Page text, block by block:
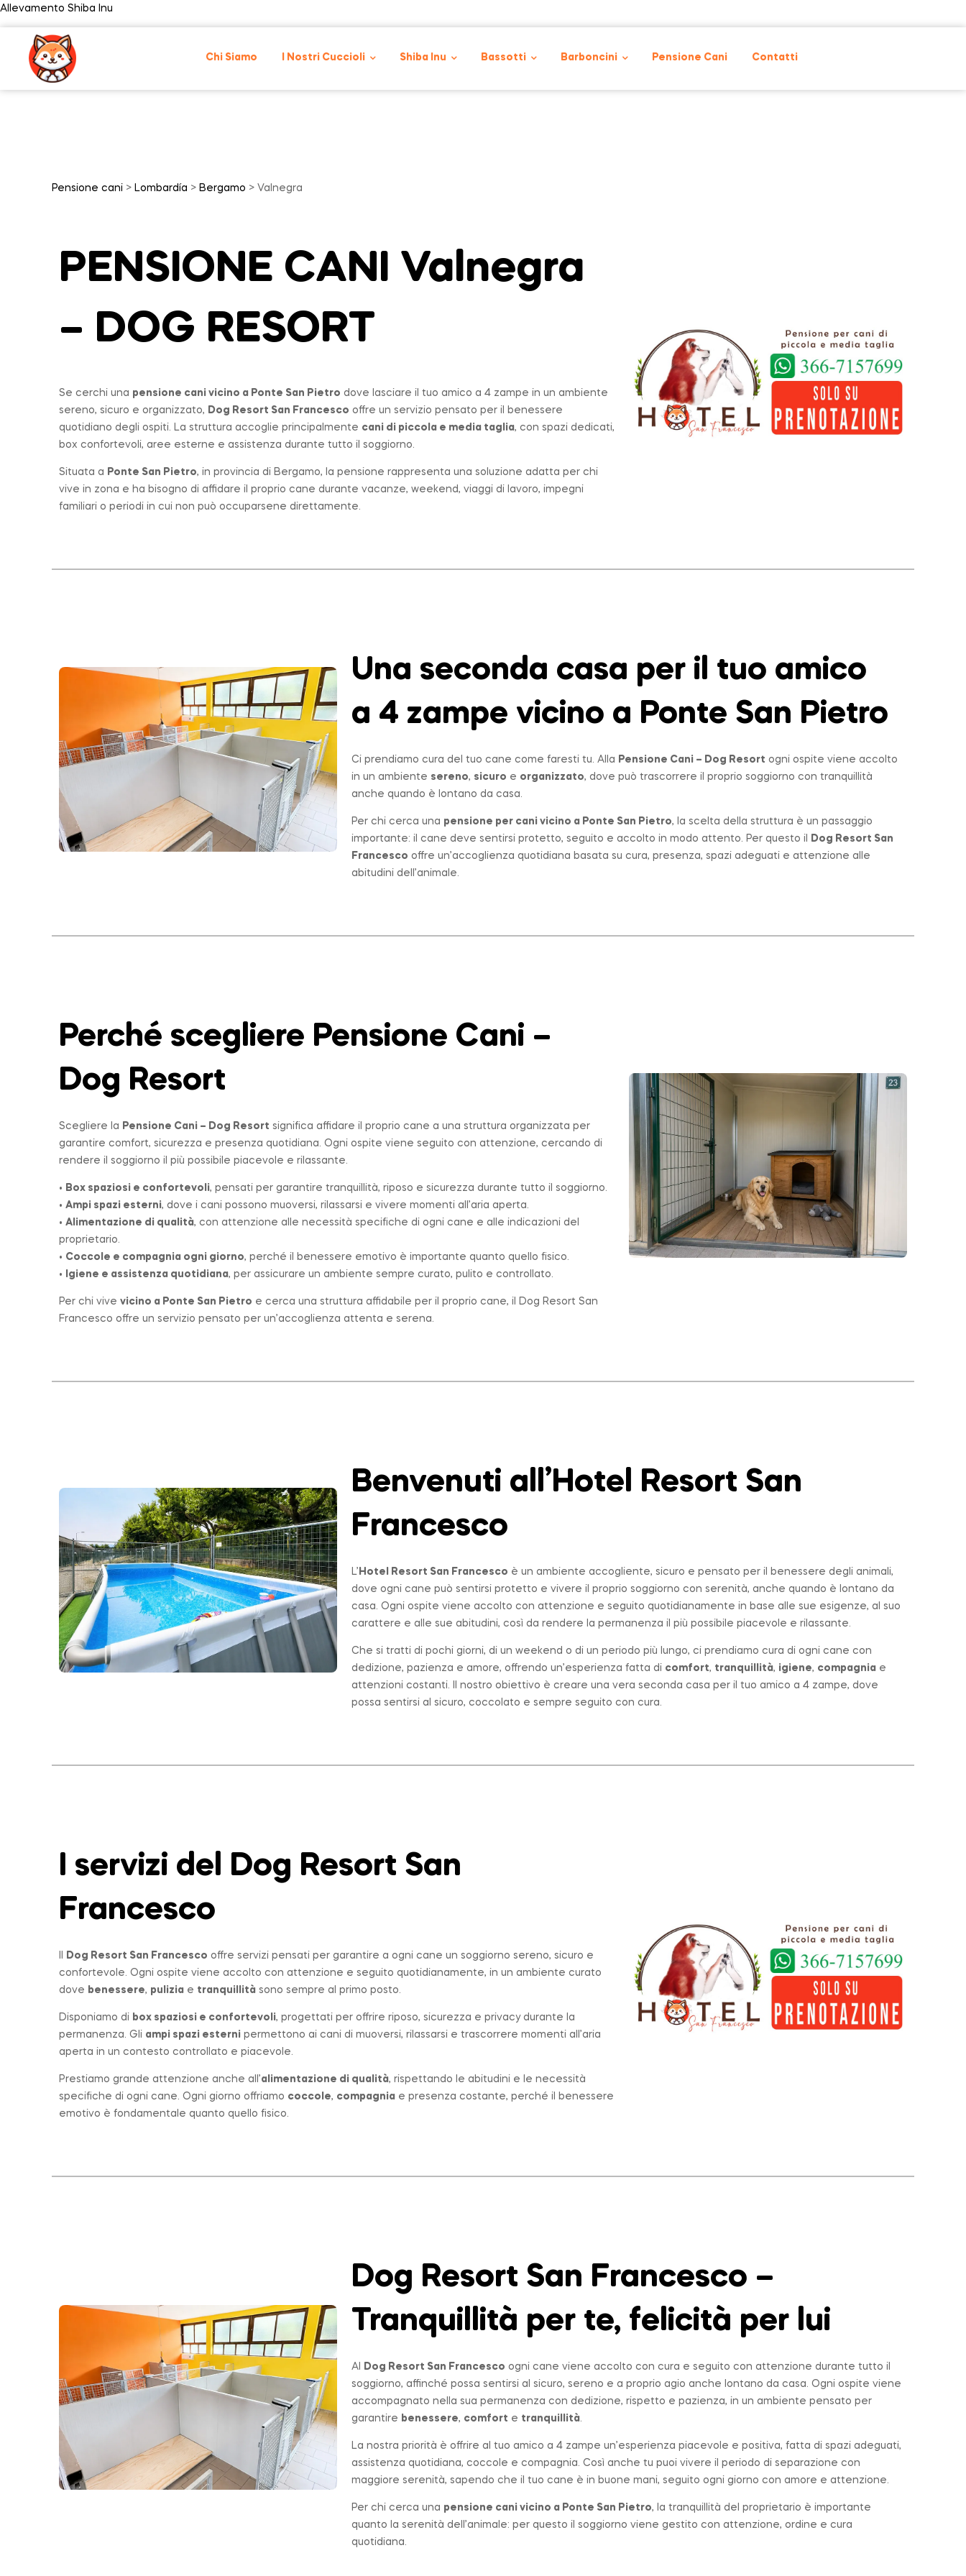
Allevamento Shiba Inu
Chi Siamo I Nostri Cuccioli Shiba Inu Bassotti Barboncini Pensione Cani Contatti
Pensione cani > Lombardía > Bergamo > Valnegra
PENSIONE CANI Valnegra
– DOG RESORT
Se cerchi una pensione cani vicino a Ponte San Pietro dove lasciare il tuo amico a 4 zampe in un ambiente
sereno, sicuro e organizzato, Dog Resort San Francesco offre un servizio pensato per il benessere
quotidiano degli ospiti. La struttura accoglie principalmente cani di piccola e media taglia, con spazi dedicati,
box confortevoli, aree esterne e assistenza durante tutto il soggiorno.
Situata a Ponte San Pietro, in provincia di Bergamo, la pensione rappresenta una soluzione adatta per chi
vive in zona e ha bisogno di affidare il proprio cane durante vacanze, weekend, viaggi di lavoro, impegni
familiari o periodi in cui non può occuparsene direttamente.
Una seconda casa per il tuo amico
a 4 zampe vicino a Ponte San Pietro
Ci prendiamo cura del tuo cane come faresti tu. Alla Pensione Cani – Dog Resort ogni ospite viene accolto
in un ambiente sereno, sicuro e organizzato, dove può trascorrere il proprio soggiorno con tranquillità
anche quando è lontano da casa.
Per chi cerca una pensione per cani vicino a Ponte San Pietro, la scelta della struttura è un passaggio
importante: il cane deve sentirsi protetto, seguito e accolto in modo attento. Per questo il
Dog Resort San
Francesco offre un’accoglienza quotidiana basata su cura, presenza, spazi adeguati e attenzione alle
abitudini dell’animale.
Perché scegliere Pensione Cani –
Dog Resort
Scegliere la Pensione Cani – Dog Resort significa affidare il proprio cane a una struttura organizzata per
garantire comfort, sicurezza e presenza quotidiana. Ogni ospite viene seguito con attenzione, cercando di
rendere il soggiorno il più possibile piacevole e rilassante.
• Box spaziosi e confortevoli, pensati per garantire tranquillità, riposo e sicurezza durante tutto il soggiorno.
• Ampi spazi esterni, dove i cani possono muoversi, rilassarsi e vivere momenti all’aria aperta.
• Alimentazione di qualità, con attenzione alle necessità specifiche di ogni cane e alle indicazioni del
proprietario.
• Coccole e compagnia ogni giorno, perché il benessere emotivo è importante quanto quello fisico.
•
Igiene e assistenza quotidiana, per assicurare un ambiente sempre curato, pulito e controllato.
Per chi vive vicino a Ponte San Pietro e cerca una struttura affidabile per il proprio cane, il Dog Resort San
Francesco offre un servizio pensato per un’accoglienza attenta e serena.
Benvenuti all’Hotel Resort San
Francesco
L’ Hotel Resort San Francesco è un ambiente accogliente, sicuro e pensato per il benessere degli animali,
dove ogni cane può sentirsi protetto e vivere il proprio soggiorno con serenità, anche quando è lontano da
casa. Ogni ospite viene accolto con attenzione e seguito quotidianamente in base alle sue esigenze, al suo
carattere e alle sue abitudini, così da rendere la permanenza il più possibile piacevole e rilassante.
Che si tratti di pochi giorni, di un weekend o di un periodo più lungo, ci prendiamo cura di ogni cane con
dedizione, pazienza e amore, offrendo un’esperienza fatta di comfort, tranquillità, igiene, compagniae
attenzioni costanti. Il nostro obiettivo è creare una vera seconda casa per il tuo amico a 4 zampe, dove
possa sentirsi al sicuro, coccolato e sempre seguito con cura.
I servizi del Dog Resort San
Francesco
Dog Resort San Francesco offre servizi pensati per garantire a ogni cane un soggiorno sereno, sicuro e
confortevole. Ogni ospite viene accolto con attenzione e seguito quotidianamente, in un ambiente curato
dove benessere, pulizia e tranquillità sono sempre al primo posto.
Disponiamo di box spaziosi e confortevoli, progettati per offrire riposo, sicurezza e privacy durante la
permanenza. Gli ampi spazi esterni permettono ai cani di muoversi, rilassarsi e trascorrere momenti all’aria
aperta in un contesto controllato e piacevole.
Prestiamo grande attenzione anche all’alimentazione di qualità, rispettando le abitudini e le necessità
specifiche di ogni cane. Ogni giorno offriamo coccole, compagnia e presenza costante, perché il benessere
emotivo è fondamentale quanto quello fisico.
Dog Resort San Francesco –
Tranquillità per te, felicità per lui
Al Dog Resort San Francesco ogni cane viene accolto con cura e seguito con attenzione durante tutto il
soggiorno, affinché possa sentirsi al sicuro, sereno e a proprio agio anche lontano da casa. Ogni ospite viene
accompagnato nella sua permanenza con dedizione, rispetto e pazienza, in un ambiente pensato per
garantire benessere, comfort e tranquillità.
La nostra priorità è offrire al tuo amico a 4 zampe un’esperienza piacevole e positiva, fatta di spazi adeguati,
assistenza quotidiana, coccole e compagnia. Così anche tu puoi vivere il periodo di separazione con
maggiore serenità, sapendo che il tuo cane è in buone mani, seguito ogni giorno con amore e attenzione.
Per chi cerca una pensione cani vicino a Ponte San Pietro, la tranquillità del proprietario è importante
quanto la serenità dell’animale: per questo il soggiorno viene gestito con attenzione, ordine e cura
quotidiana.